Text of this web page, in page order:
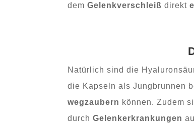
dem Gelenkverschleiß direkt
Natürlich sind die
die Kapseln als Jungbrunnen
wegzaubern können. Zudem
durch Gelenkerkrankungen